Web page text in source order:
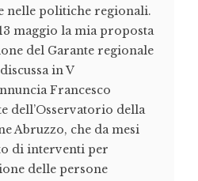
nelle politiche regionali.
maggio la mia proposta
del Garante regionale
in V
Francesco
dell’Osservatorio della
Abruzzo, che da mesi
di interventi per
delle persone